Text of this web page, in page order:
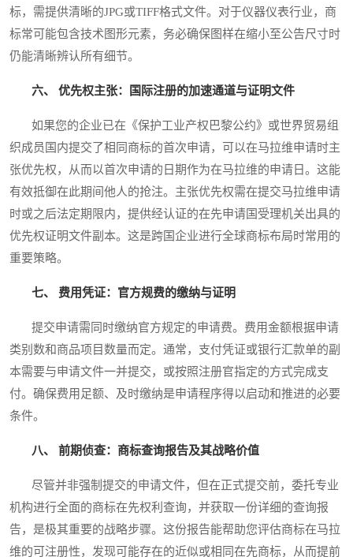
标，需提供清晰的JPG或TIFF格式文件。对于仪器仪表行业，商
标常可能包含技术图形元素，务必确保图样在缩小至公告尺寸时
仍能清晰辨认所有细节。
六、 优先权主张：国际注册的加速通道与证明文件
如果您的企业已在《保护工业产权巴黎公约》或世界贸易组
织成员国内提交了相同商标的首次申请，可以在马拉维申请时主
张优先权，从而以首次申请的日期作为在马拉维的申请日。这能
有效抵御在此期间他人的抢注。主张优先权需在提交马拉维申请
时或之后法定期限内，提供经认证的在先申请国受理机关出具的
优先权证明文件副本。这是跨国企业进行全球商标布局时常用的
重要策略。
七、 费用凭证：官方规费的缴纳与证明
提交申请需同时缴纳官方规定的申请费。费用金额根据申请
类别数和商品项目数量而定。通常，支付凭证或银行汇款单的副
本需要与申请文件一并提交，或按照注册官指定的方式完成支
付。确保费用足额、及时缴纳是申请程序得以启动和推进的必要
条件。
八、 前期侦查：商标查询报告及其战略价值
尽管并非强制提交的申请文件，但在正式提交前，委托专业
机构进行全面的商标在先权利查询，并获取一份详细的查询报
告，是极其重要的战略步骤。这份报告能帮助您评估商标在马拉
维的可注册性，发现可能存在的近似或相同在先商标，从而提前